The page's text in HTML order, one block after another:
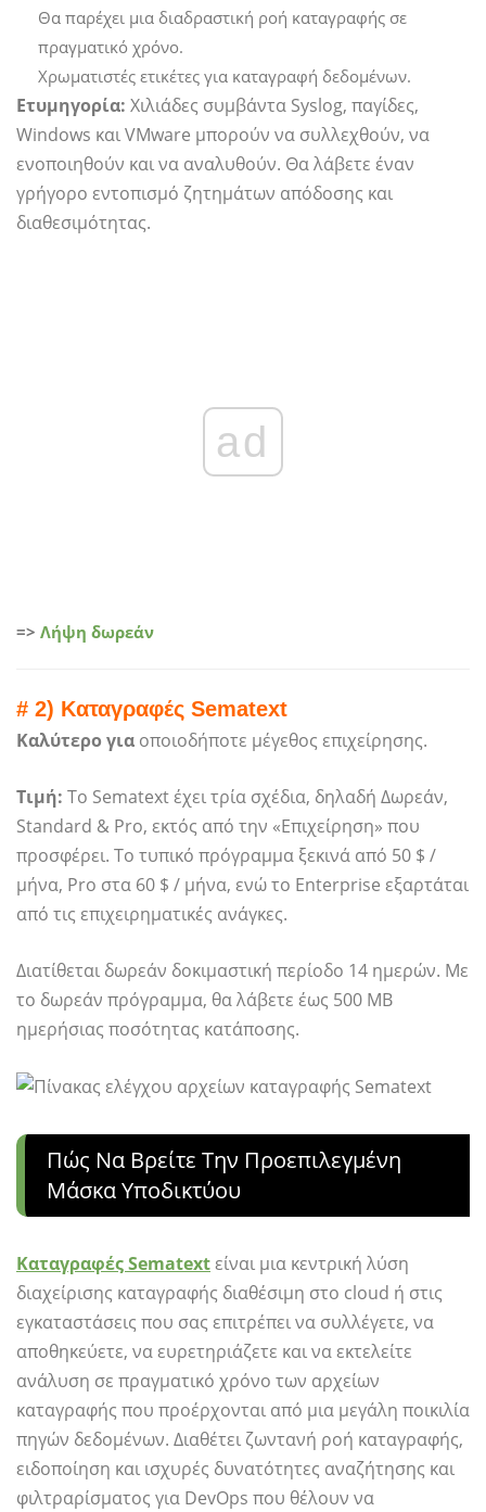
Θα παρέχει μια διαδραστική ροή καταγραφής σε
πραγματικό χρόνο.
Χρωματιστές ετικέτες για καταγραφή δεδομένων.
Ετυμηγορία: Χιλιάδες συμβάντα Syslog, παγίδες,
Windows και VMware μπορούν να συλλεχθούν, να
ενοποιηθούν και να αναλυθούν. Θα λάβετε έναν
γρήγορο εντοπισμό ζητημάτων απόδοσης και
διαθεσιμότητας.
ad
=> Λήψη δωρεάν
# 2) Καταγραφές Sematext
Καλύτερο για οποιοδήποτε μέγεθος επιχείρησης.
Τιμή: Το Sematext έχει τρία σχέδια, δηλαδή Δωρεάν,
Standard & Pro, εκτός από την «Επιχείρηση» που
προσφέρει. Το τυπικό πρόγραμμα ξεκινά από 50 $ /
μήνα, Pro στα 60 $ / μήνα, ενώ το Enterprise εξαρτάται
από τις επιχειρηματικές ανάγκες.
Διατίθεται δωρεάν δοκιμαστική περίοδο 14 ημερών. Με
το δωρεάν πρόγραμμα, θα λάβετε έως 500 MB
ημερήσιας ποσότητας κατάποσης.
Πώς Να Βρείτε Την Προεπιλεγμένη
Μάσκα Υποδικτύου
Καταγραφές Sematextείναι μια κεντρική λύση
διαχείρισης καταγραφής διαθέσιμη στο cloud ή στις
εγκαταστάσεις που σας επιτρέπει να συλλέγετε, να
αποθηκεύετε, να ευρετηριάζετε και να εκτελείτε
ανάλυση σε πραγματικό χρόνο των αρχείων
καταγραφής που προέρχονται από μια μεγάλη ποικιλία
πηγών δεδομένων. Διαθέτει ζωντανή ροή καταγραφής,
ειδοποίηση και ισχυρές δυνατότητες αναζήτησης και
φιλτραρίσματος για DevOps που θέλουν να